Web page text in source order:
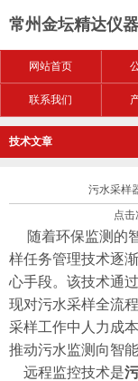
常州金坛精达仪
网站首页
联系我们
技术文章
污水采样
点击
随着环保监测的
样任务管理技术逐
心手段。该技术通
现对污水采样全流
采样工作中人力成
推动污水监测向智
远程监控技术是